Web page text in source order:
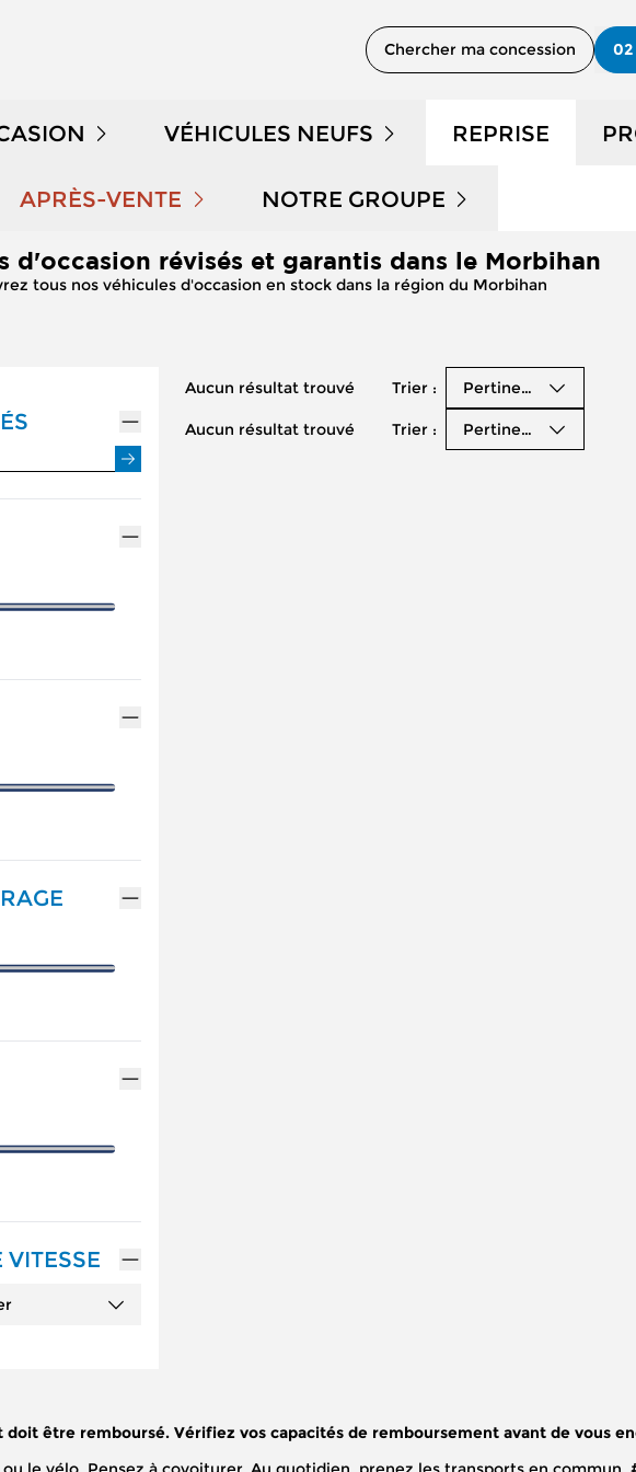
Chercher ma concession 02
STOCK
VÉHICULES NEUFS
NOTRE GAMME PEUGEOT
NOTRE GAMME CITROËN
NOTRE GAMME RENAULT
REPRISE
APRÈS-VENTE
PRENDRE RENDEZ-VOUS
ENTRETIEN ET RÉPARATION
ENTRETIEN VÉHICULE ÉLECTRIQUE
ENTRETIEN VÉHICULE HYBRIDE
MÉCANIQUE ET CARROSSERIE
NOTRE GROUPE
QUI SOMMES NOUS ?
NOS ACTUALITÉS
d'occasion révisés et garantis dans le Morbihan
tous nos véhicules d'occasion en stock dans la région du Morbihan
VITESSE
Aucun résultat trouvé Trier : Pertinence
Aucun résultat trouvé Trier : Pertinence
doit être remboursé. Vérifiez vos capacités de remboursement avant de vous